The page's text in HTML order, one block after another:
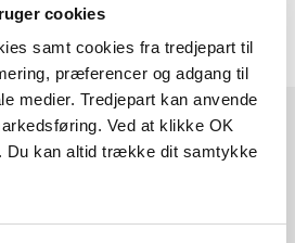
cookies
samt cookies fra tredjepart til
præferencer og adgang til
medier. Tredjepart kan anvende
Ved at klikke OK
Du kan altid trække dit samtykke
du dertil